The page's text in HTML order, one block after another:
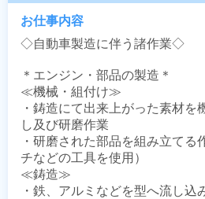
お仕事内容
◇自動車製造に伴う諸作業◇
＊エンジン・部品の製造＊
≪機械・組付け≫
・鋳造にて出来上がった素材を
し及び研磨作業
・研磨された部品を組み立てる
チなどの工具を使用）
≪鋳造≫
・鉄、アルミなどを型へ流し込